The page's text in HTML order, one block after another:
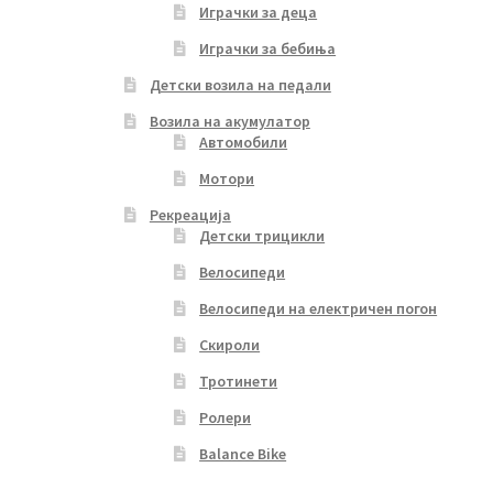
Играчки за деца
Играчки за бебиња
Детски возила на педали
Возила на акумулатор
Автомобили
Мотори
Рекреација
Детски трицикли
Велосипеди
Велосипеди на електричен погон
Скироли
Тротинети
Ролери
Balance Bike